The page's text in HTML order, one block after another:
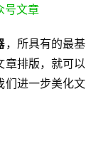
，所具有的最基
章排版，就可以
们进一步美化文